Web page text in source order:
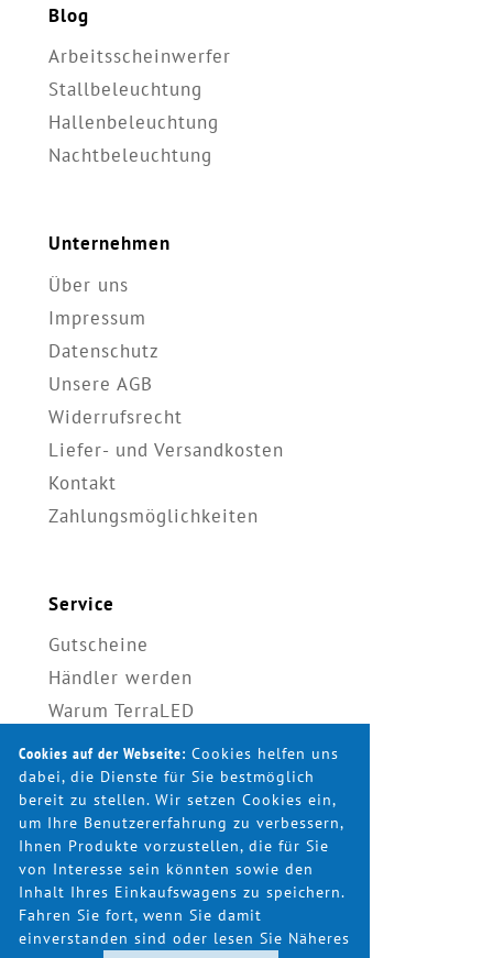
Cookies auf der Webseite: Cookies helfen uns
dabei, die Dienste für Sie bestmöglich
bereit zu stellen. Wir setzen Cookies ein,
um Ihre Benutzererfahrung zu verbessern,
Ihnen Produkte vorzustellen, die für Sie
von Interesse sein könnten sowie den
Inhalt Ihres Einkaufswagens zu speichern.
Fahren Sie fort, wenn Sie damit
einverstanden sind oder lesen Sie Näheres
Blog
Arbeitsscheinwerfer
Stallbeleuchtung
Hallenbeleuchtung
Nachtbeleuchtung
Unternehmen
Über uns
Impressum
Datenschutz
Unsere AGB
Widerrufsrecht
Liefer- und Versandkosten
Kontakt
Zahlungsmöglichkeiten
Service
Gutscheine
Händler werden
Warum TerraLED
Montagehinweise
STVO & Gesetze
Produktkatalog
Bilder & Videos
Lichtberechnung